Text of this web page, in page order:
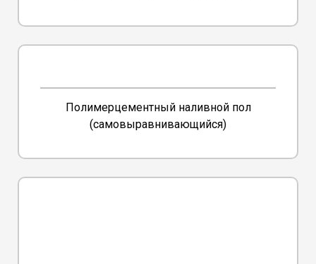
Полимерцементный наливной пол
(самовыравнивающийся)